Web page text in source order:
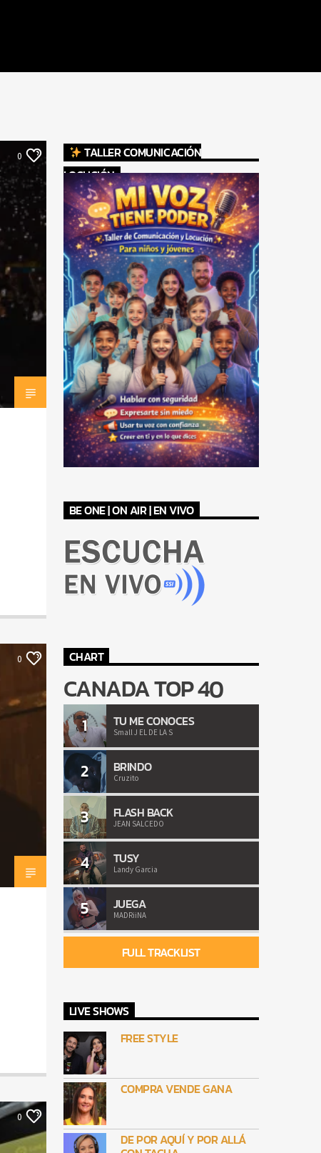
0
0
0
TALLER COMUNICACIÓN
LOCUCIÓN
BE ONE | ON AIR | EN VIVO
CHART
CANADA TOP 40
1 TU ME CONOCES
Small J EL DE LA S
2 BRINDO
Cruzito
3 FLASH BACK
JEAN SALCEDO
4 TUSY
Landy Garcia
5 JUEGA
MADRiiNA
FULL TRACKLIST
LIVE SHOWS
FREE STYLE
COMPRA VENDE GANA
DE POR AQUÍ Y POR ALLÁ